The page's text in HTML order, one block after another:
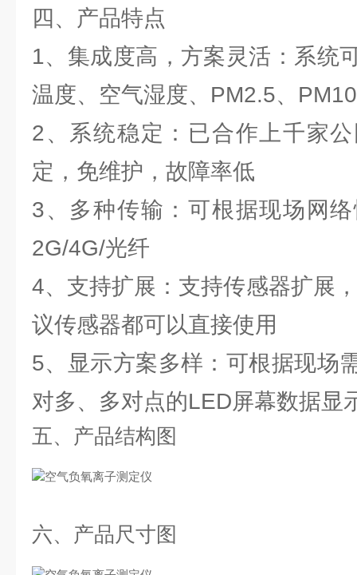
四、产品特点
1、集成度高，方案灵活：系统
温度、空气湿度、PM2.5、PM10
2、系统稳定：已合作上千家
定，免维护，故障率低
3、多种传输：可根据现场网
2G/4G/光纤
4、支持扩展：支持传感器扩展
议传感器都可以直接使用
5、显示方案多样：可根据现场
对多、多对点的LED屏幕数据显
五、产品结构图
六、产品尺寸图